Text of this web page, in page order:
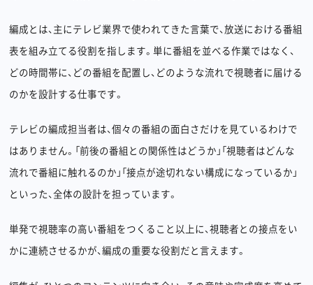
編成とは、主にテレビ業界で使われてきた言葉で、放送における番組
表を組み立てる役割を指します。単に番組を並べる作業ではなく、
どの時間帯に、どの番組を配置し、どのような流れで視聴者に届ける
のかを設計する仕事です。
テレビの編成担当者は、個々の番組の面白さだけを見ているわけで
はありません。「前後の番組との関係性はどうか」「視聴者はどんな
流れで番組に触れるのか」「接点が途切れない構成になっているか」
といった、全体の設計を担っています。
単発で視聴率の高い番組をつくること以上に、視聴者との接点をい
かに連続させるかが、編成の重要な役割だと言えます。